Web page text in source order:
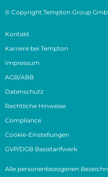
© Copyright Tempton Group
Kontakt
Karriere bei Tempton
Impressum
AGB/ABB
Datenschutz
Rechtliche Hinweise
Compliance
Cookie-Einstellungen
GVP/DGB Basistarifwerk
Alle personenbezogenen